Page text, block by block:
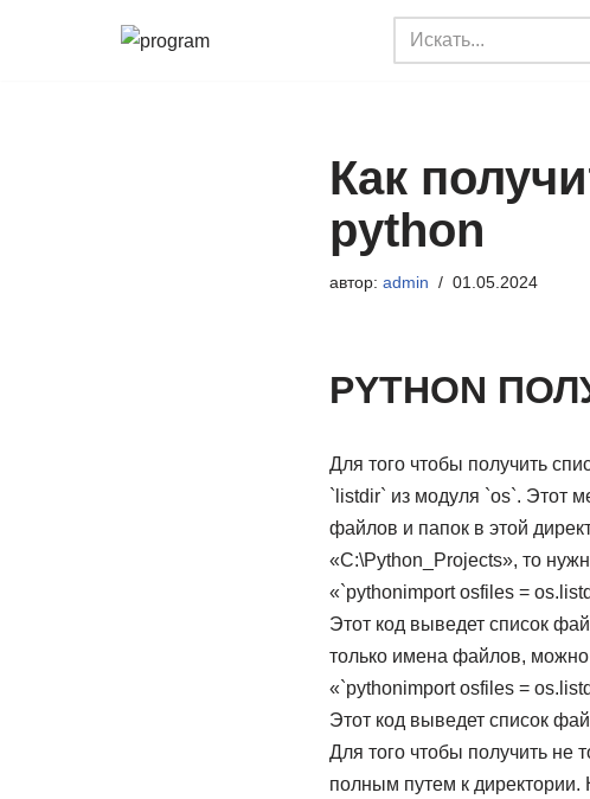
Как
python
автор: admin 01.05.2024
PYTHON
Для того чтобы получить
`listdir` из модуля `os`. Этот
файлов и папок в этой
«C:\Python_Projects», то
«`pythonimport osfiles =
Этот код выведет список
только имена файлов, можно
«`pythonimport osfiles =
Этот код выведет список
Для того чтобы получить не
полным путем к директории.